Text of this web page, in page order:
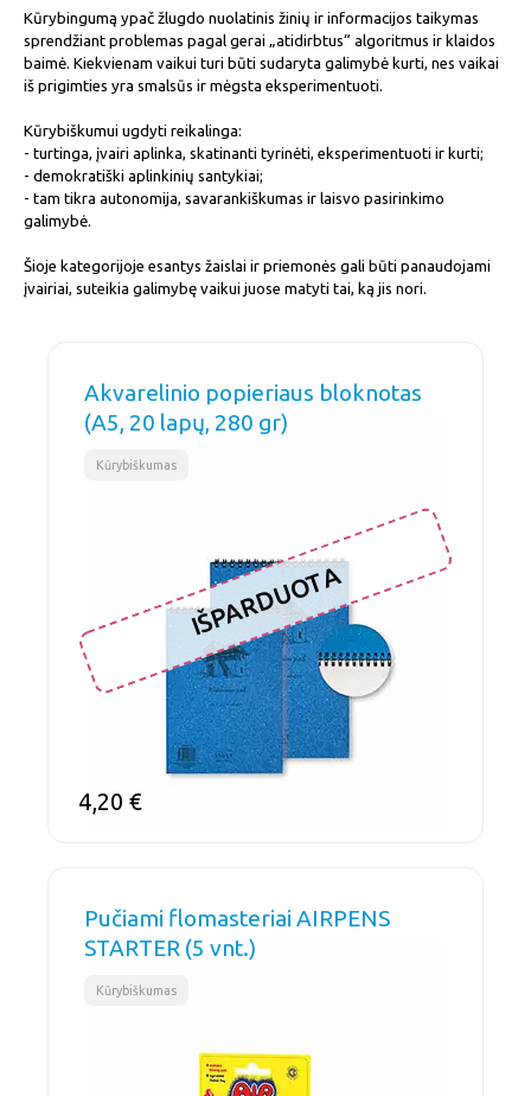
Kūrybingumą ypač žlugdo nuolatinis žinių ir informacijos taikymas
sprendžiant problemas pagal gerai „atidirbtus“ algoritmus ir klaidos
baimė. Kiekvienam vaikui turi būti sudaryta galimybė kurti, nes vaikai
iš prigimties yra smalsūs ir mėgsta eksperimentuoti.
Kūrybiškumui ugdyti reikalinga:
- turtinga, įvairi aplinka, skatinanti tyrinėti, eksperimentuoti ir kurti;
- demokratiški aplinkinių santykiai;
- tam tikra autonomija, savarankiškumas ir laisvo pasirinkimo
galimybė.
Šioje kategorijoje esantys žaislai ir priemonės gali būti panaudojami
įvairiai, suteikia galimybę vaikui juose matyti tai, ką jis nori.
Akvarelinio popieriaus bloknotas
(A5, 20 lapų, 280 gr)
Kūrybiškumas
4,20 €
IŠPARDUOTA
Pučiami flomasteriai AIRPENS
STARTER (5 vnt.)
Kūrybiškumas